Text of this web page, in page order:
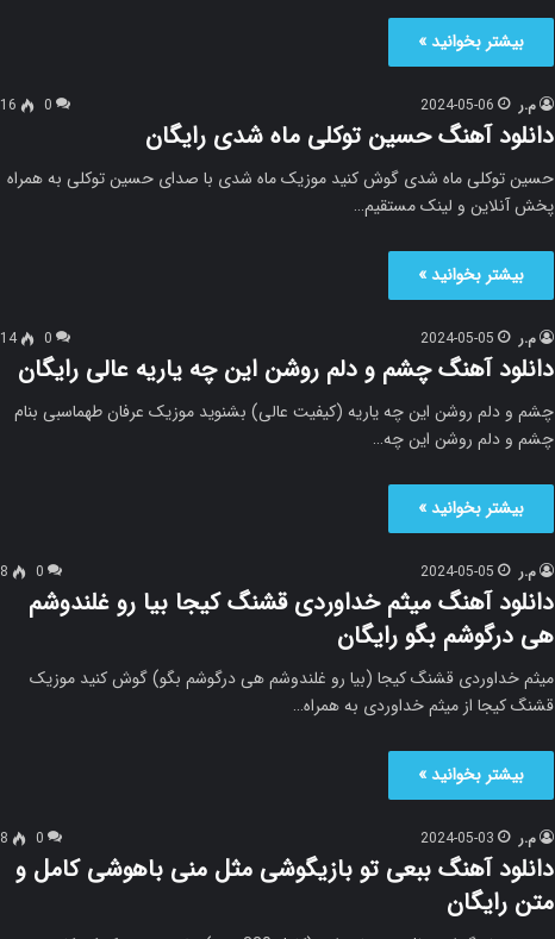
بیشتر بخوانید »
م.ر 2024-05-06
0
16
دانلود آهنگ حسین توکلی ماه شدی رایگان
حسین توکلی ماه شدی گوش کنید موزیک ماه شدی با صدای حسین توکلی به همراه
پخش آنلاین و لینک مستقیم…
بیشتر بخوانید »
م.ر 2024-05-05
0
14
دانلود آهنگ چشم و دلم روشن این چه یاریه عالی رایگان
چشم و دلم روشن این چه یاریه (کیفیت عالی) بشنوید موزیک عرفان طهماسبی بنام
چشم و دلم روشن این چه…
بیشتر بخوانید »
م.ر 2024-05-05
0
8
دانلود آهنگ میثم خداوردی قشنگ کیجا بیا رو غلندوشم
هی درگوشم بگو رایگان
میثم خداوردی قشنگ کیجا (بیا رو غلندوشم هی درگوشم بگو) گوش کنید موزیک
قشنگ کیجا از میثم خداوردی به همراه…
بیشتر بخوانید »
م.ر 2024-05-03
0
8
دانلود آهنگ ببعی تو بازیگوشی مثل منی باهوشی کامل و
متن رایگان